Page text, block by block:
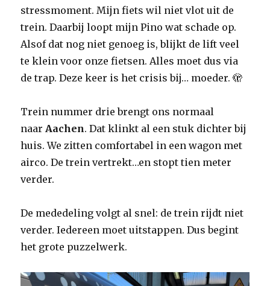
stressmoment. Mijn fiets wil niet vlot uit de
trein. Daarbij loopt mijn Pino wat schade op.
Alsof dat nog niet genoeg is, blijkt de lift veel
te klein voor onze fietsen. Alles moet dus via
de trap. Deze keer is het crisis bij… moeder. 🫣
Trein nummer drie brengt ons normaal
naar Aachen. Dat klinkt al een stuk dichter bij
huis. We zitten comfortabel in een wagon met
airco. De trein vertrekt…en stopt tien meter
verder.
De mededeling volgt al snel: de trein rijdt niet
verder. Iedereen moet uitstappen. Dus begint
het grote puzzelwerk.